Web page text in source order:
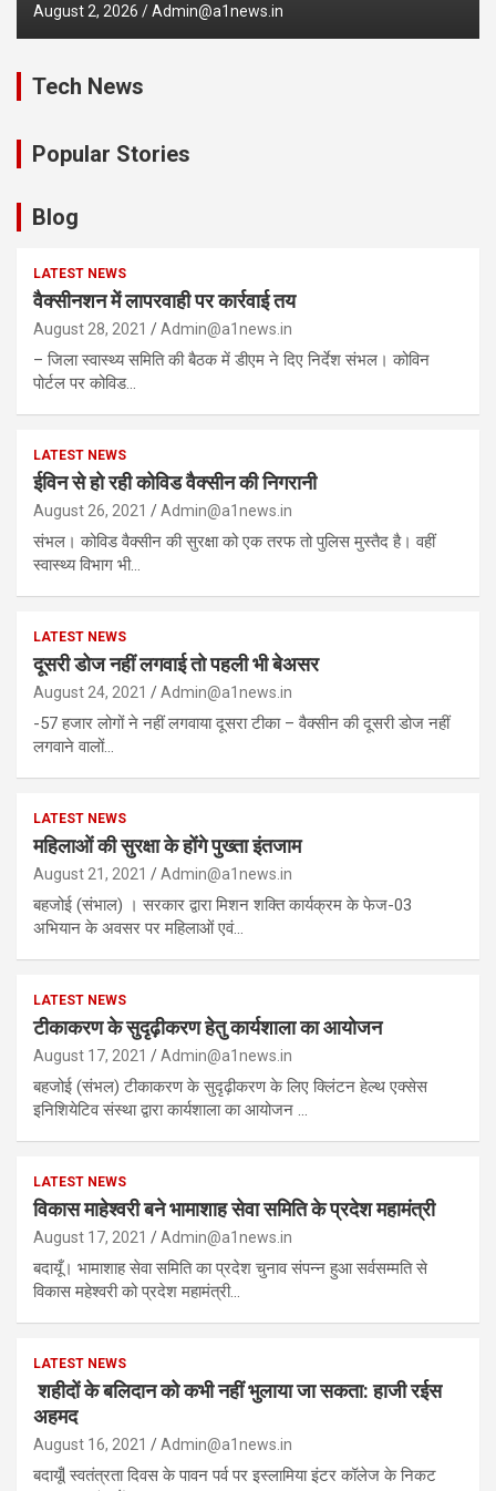
August 2, 2026 Admin@a1news.in
Tech News
Popular Stories
Blog
LATEST NEWS
वैक्सीनशन में लापरवाही पर कार्रवाई तय
August 28, 2021 Admin@a1news.in
– जिला स्वास्थ्य समिति की बैठक में डीएम ने दिए निर्देश संभल। कोविन
पोर्टल पर कोविड…
LATEST NEWS
ईविन से हो रही कोविड वैक्सीन की निगरानी
August 26, 2021 Admin@a1news.in
संभल। कोविड वैक्सीन की सुरक्षा को एक तरफ तो पुलिस मुस्तैद है। वहीं
स्वास्थ्य विभाग भी…
LATEST NEWS
दूसरी डोज नहीं लगवाई तो पहली भी बेअसर
August 24, 2021 Admin@a1news.in
-57 हजार लोगों ने नहीं लगवाया दूसरा टीका – वैक्सीन की दूसरी डोज नहीं
लगवाने वालों…
LATEST NEWS
महिलाओं की सुरक्षा के होंगे पुख्ता इंतजाम
August 21, 2021 Admin@a1news.in
बहजोई (संभाल) । सरकार द्वारा मिशन शक्ति कार्यक्रम के फेज-03
अभियान के अवसर पर महिलाओं एवं…
LATEST NEWS
टीकाकरण के सुदृढ़ीकरण हेतु कार्यशाला का आयोजन
August 17, 2021 Admin@a1news.in
बहजोई (संभल) टीकाकरण के सुदृढ़ीकरण के लिए क्लिंटन हेल्थ एक्सेस
इनिशियेटिव संस्था द्वारा कार्यशाला का आयोजन …
LATEST NEWS
विकास माहेश्वरी बने भामाशाह सेवा समिति के प्रदेश महामंत्री
August 17, 2021 Admin@a1news.in
बदायूँ। भामाशाह सेवा समिति का प्रदेश चुनाव संपन्न हुआ सर्वसम्मति से
विकास महेश्वरी को प्रदेश महामंत्री…
LATEST NEWS
शहीदों के बलिदान को कभी नहीं भुलाया जा सकता: हाजी रईस
अहमद
August 16, 2021 Admin@a1news.in
बदायूँl स्वतंत्रता दिवस के पावन पर्व पर इस्लामिया इंटर कॉलेज के निकट